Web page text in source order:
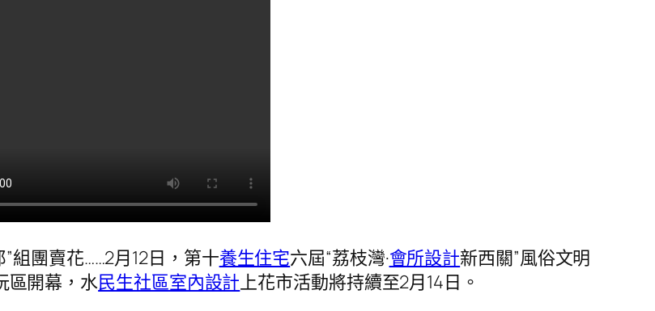
組團賣花……2月12日，第十養生住宅六屆“荔枝灣·會所設計新西關”風俗文明
區開幕，水民生社區室內設計上花市活動將持續至2月14日。